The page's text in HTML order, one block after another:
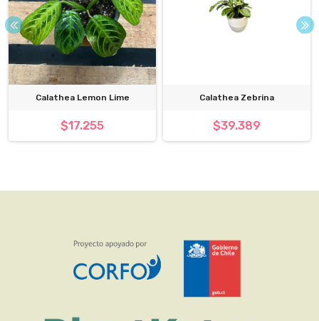
Calathea Lemon Lime
$17.255
Calathea Zebrina
$39.389